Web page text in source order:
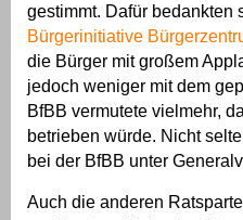
gestimmt. Dafür bedankten
Bürgerinitiative
die Bürger mit großem
jedoch weniger mit dem
BfBB vermutete vielmehr,
betrieben würde. Nicht
bei der BfBB unter
Auch die anderen